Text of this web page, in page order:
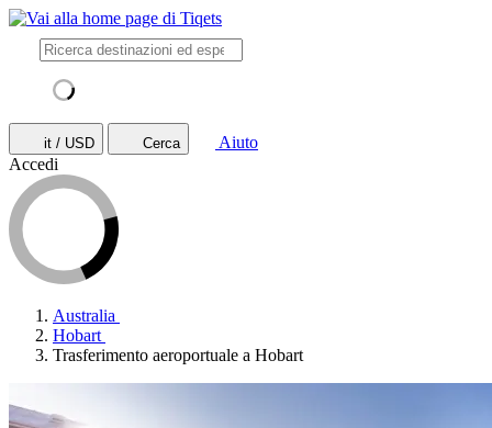
it / USD Cerca
Aiuto
Accedi
Australia
Hobart
Trasferimento aeroportuale a Hobart